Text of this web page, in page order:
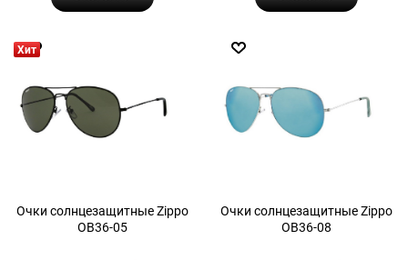
Хит
Очки солнцезащитные Zippo
OB36-05
Очки солнцезащитные Zippo
OB36-08